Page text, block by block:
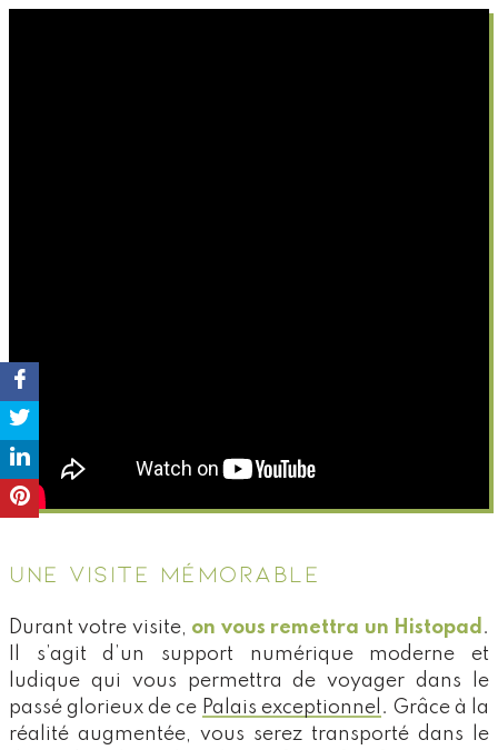
UNE VISITE MÉMORABLE
Durant votre visite, on vous remettra un Histopad .
Il s’agit d’un support numérique moderne et
ludique qui vous permettra de voyager dans le
passé glorieux de ce Palais exceptionnel . Grâce à la
réalité augmentée, vous serez transporté dans le